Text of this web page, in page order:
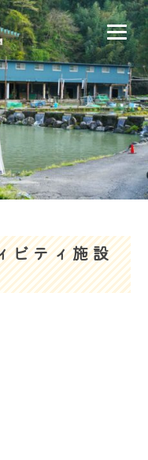
要 お問合せ
ビティ施設